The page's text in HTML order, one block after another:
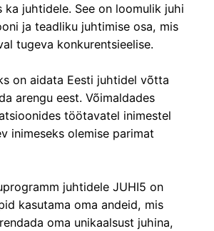
ka juhtidele. See on loomulik juhi
ja teadliku juhtimise osa, mis
tugeva konkurentsieelise.
on aidata Eesti juhtidel võtta
arengu eest. Võimaldades
töötavatel inimestel
inimeseks olemise parimat
juhtidele JUHI5 on
kasutama oma andeid, mis
oma unikaalsust juhina,